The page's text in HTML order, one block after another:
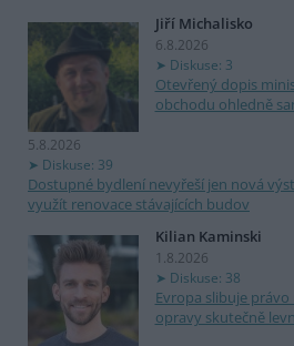
Jiří Michalisko
6.8.2026
Diskuse: 3
Otevřený dopis
obchodu ohledně
5.8.2026
Diskuse: 39
Dostupné bydlení nevyřeší jen nová
využít renovace stávajících budov
Kilian Kaminski
1.8.2026
Diskuse: 38
Evropa slibuje
opravy skutečně